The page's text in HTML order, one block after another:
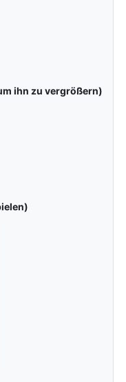
ihn zu vergrößern)